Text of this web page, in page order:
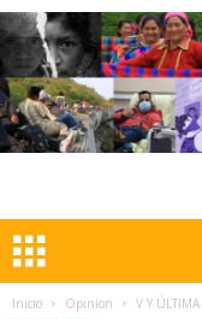
Inicio Opinion V Y